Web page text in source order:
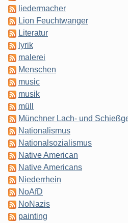
liedermacher
Lion Feuchtwanger
Literatur
lyrik
malerei
Menschen
music
musik
müll
Münchner Lach- und
Nationalismus
Nationalsozialismus
Native American
Native Americans
Niederrhein
NoAfD
NoNazis
painting